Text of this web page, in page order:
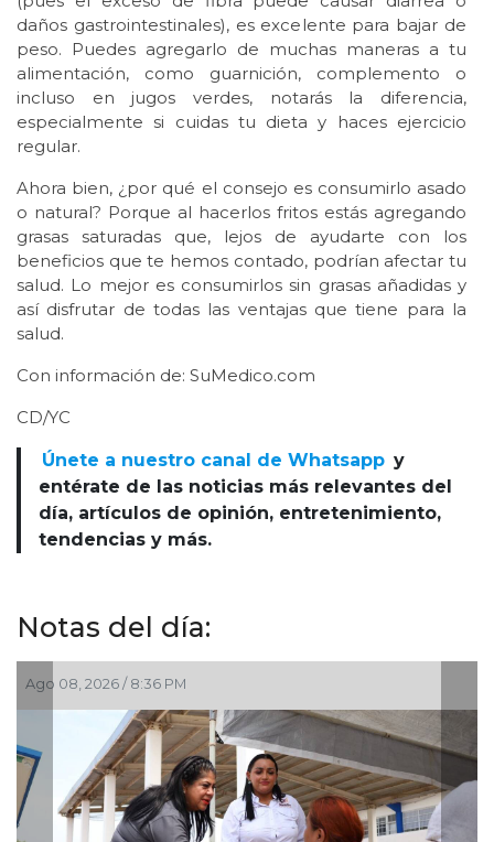
daños gastrointestinales), es excelente para bajar de
peso. Puedes agregarlo de muchas maneras a tu
alimentación, como guarnición, complemento o
incluso en jugos verdes, notarás la diferencia,
especialmente si cuidas tu dieta y haces ejercicio
regular.
Ahora bien, ¿por qué el consejo es consumirlo asado
o natural? Porque al hacerlos fritos estás agregando
grasas saturadas que, lejos de ayudarte con los
beneficios que te hemos contado, podrían afectar tu
salud. Lo mejor es consumirlos sin grasas añadidas y
así disfrutar de todas las ventajas que tiene para la
salud.
Con información de: SuMedico.com
CD/YC
Únete a nuestro canal de Whatsapp y
entérate de las noticias más relevantes del
día, artículos de opinión, entretenimiento,
tendencias y más.
Notas del día: